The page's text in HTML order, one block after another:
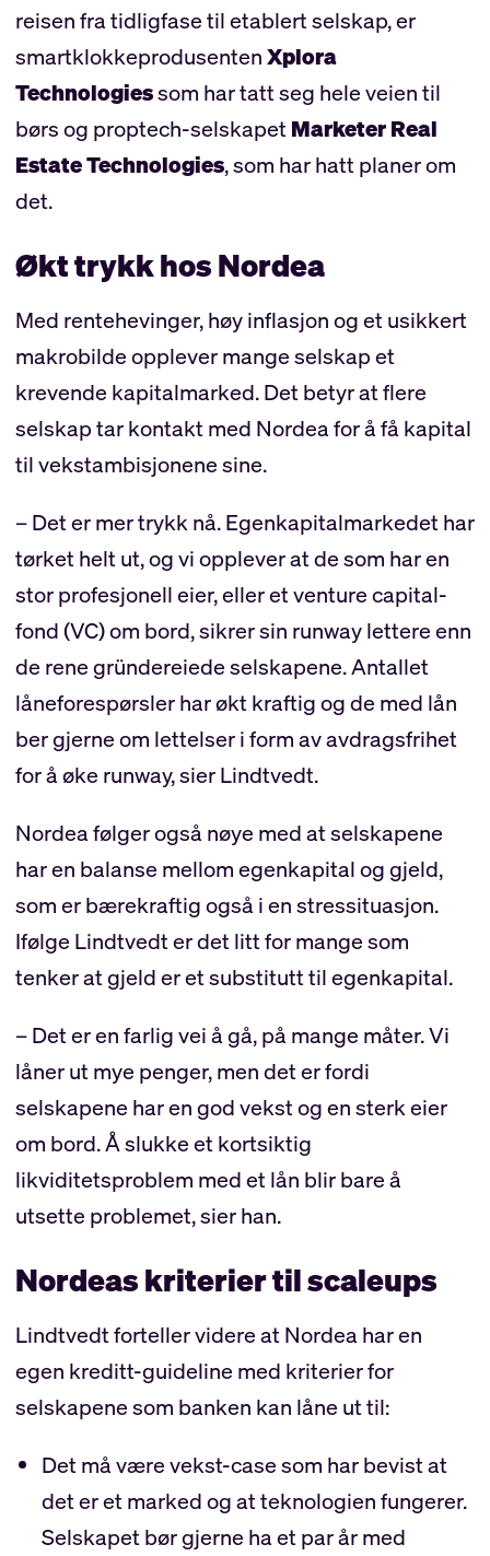
reisen fra tidligfase til etablert selskap, er
smartklokkeprodusentenXplora
Technologiessom har tatt seg hele veien til
børs og proptech-selskapetMarketer Real
Estate Technologies, som har hatt planer om
det.
Økt trykk hos Nordea
Med rentehevinger, høy inflasjon og et usikkert
makrobilde opplever mange selskap et
krevende kapitalmarked. Det betyr at flere
selskap tar kontakt med Nordea for å få kapital
til vekstambisjonene sine.
– Det er mer trykk nå. Egenkapitalmarkedet har
tørket helt ut, og vi opplever at de som har en
stor profesjonell eier, eller et venture capital-
fond (VC) om bord, sikrer sin runway lettere enn
de rene gründereiede selskapene. Antallet
låneforespørsler har økt kraftig og de med lån
ber gjerne om lettelser i form av avdragsfrihet
for å øke runway, sier Lindtvedt.
Nordea følger også nøye med at selskapene
har en balanse mellom egenkapital og gjeld,
som er bærekraftig også i en stressituasjon.
Ifølge Lindtvedt er det litt for mange som
tenker at gjeld er et substitutt til egenkapital.
– Det er en farlig vei å gå, på mange måter. Vi
låner ut mye penger, men det er fordi
selskapene har en god vekst og en sterk eier
om bord. Å slukke et kortsiktig
likviditetsproblem med et lån blir bare å
utsette problemet, sier han.
Nordeas kriterier til scaleups
Lindtvedt forteller videre at Nordea har en
egen kreditt-guideline med kriterier for
selskapene som banken kan låne ut til:
Det må være vekst-case som har bevist at
det er et marked og at teknologien fungerer.
Selskapet bør gjerne ha et par år med